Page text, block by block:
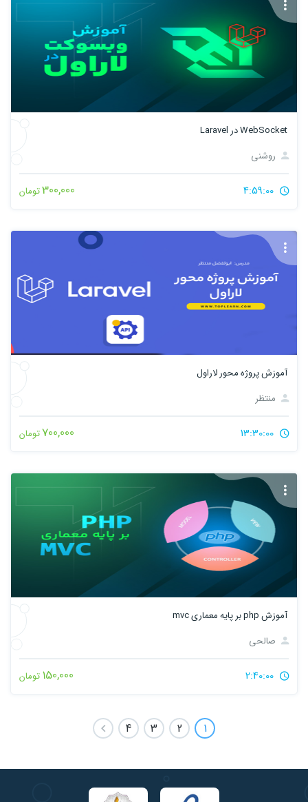
WebSocket در Laravel
روشنی
300,000تومان
آموزش پروژه محور لاراول
منتظر
700,000تومان
آموزش php بر پایه معماری mvc
صالحی
150,000تومان
1
2
3
4